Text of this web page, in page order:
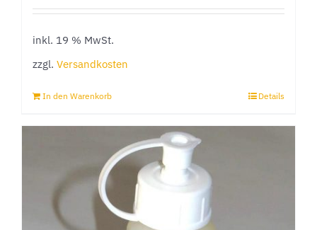
inkl. 19 % MwSt.
zzgl. Versandkosten
In den Warenkorb Details